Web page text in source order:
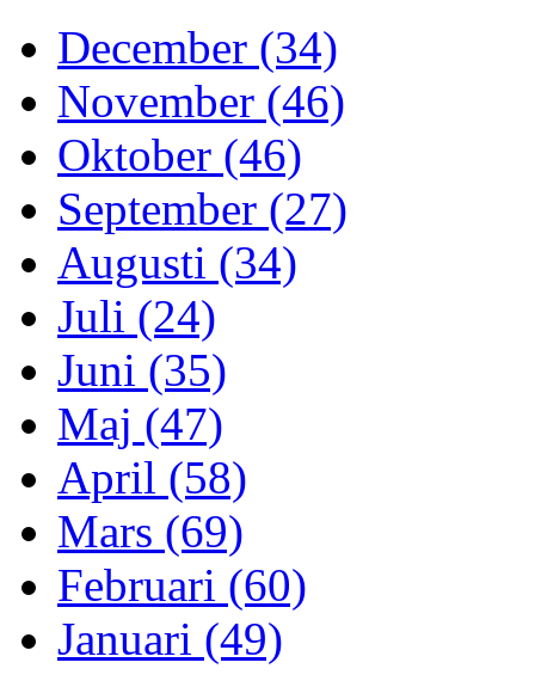
December (34)
November (46)
Oktober (46)
September (27)
Augusti (34)
Juli (24)
Juni (35)
Maj (47)
April (58)
Mars (69)
Februari (60)
Januari (49)